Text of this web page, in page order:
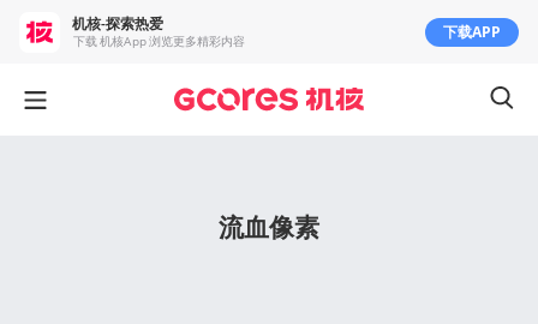
流血像素
机核-探索热爱
下载 机核App 浏览更多精彩内容 下载APP